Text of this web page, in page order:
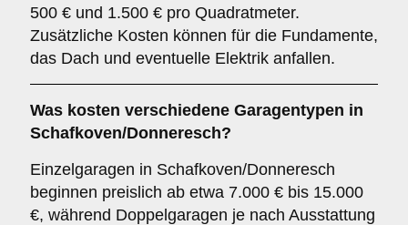
500 € und 1.500 € pro Quadratmeter.
Zusätzliche Kosten können für die Fundamente,
das Dach und eventuelle Elektrik anfallen.
Was kosten verschiedene Garagentypen in
Schafkoven/Donneresch?
Einzelgaragen in Schafkoven/Donneresch
beginnen preislich ab etwa 7.000 € bis 15.000
€, während Doppelgaragen je nach Ausstattung